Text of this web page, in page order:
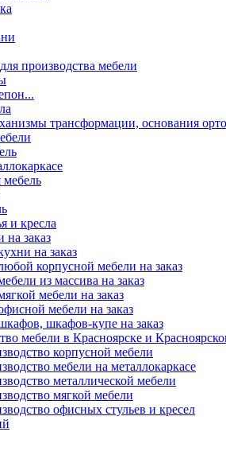
производства мебели
трансформации, основания
мебель
и кресла
на заказ
на заказ
корпусной мебели на заказ
из массива на заказ
мебели на заказ
мебели на заказ
шкафов-купе на заказ
мебели в Красноярске и
корпусной мебели
мебели на металлокаркасе
металлической мебели
мягкой мебели
офисных стульев и кресел